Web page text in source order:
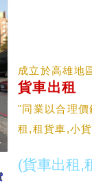
成立於高雄地
貨車出租
"同業以合理
租,租貨車,小
(貨車出租,